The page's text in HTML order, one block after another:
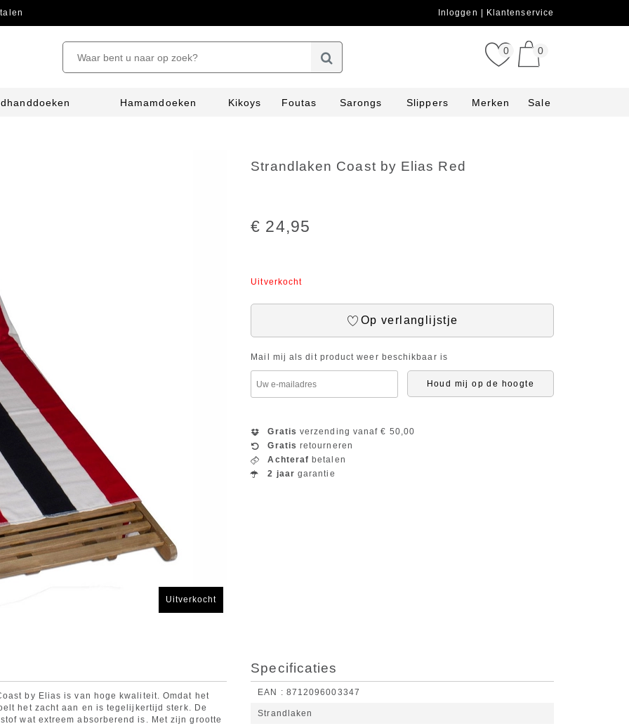
Inloggen Klantenservice
0 0
Hamamdoeken Kikoys Foutas Sarongs Slippers Merken Sale
Uitverkocht
Strandlaken Coast by Elias Red
€ 24,95
Uitverkocht
Op verlanglijstje
Mail mij als dit product weer beschikbaar is
Houd mij op de hoogte
Gratis verzending vanaf € 50,00
Gratis retourneren
Achteraf betalen
2 jaar garantie
by Elias is van hoge kwaliteit. Omdat het
het zacht aan en is tegelijkertijd sterk. De
wat extreem absorberend is. Met zijn grootte
Specificaties
EAN 8712096003347
Strandlaken